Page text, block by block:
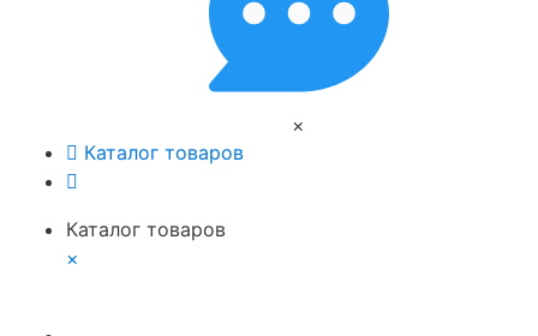
×
Каталог товаров
Каталог товаров
×